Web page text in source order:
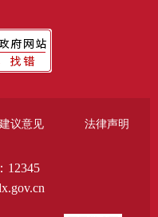
建议意见 法律声明
12345